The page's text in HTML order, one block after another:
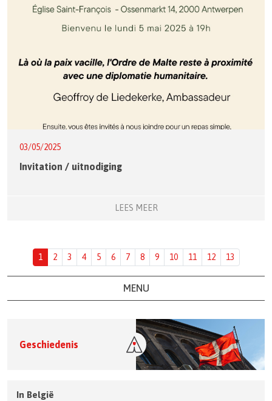
03/05/2025
Invitation / uitnodiging
LEES MEER
1 2 3 4 5 6 7 8 9 10 11 12 13
MENU
Geschiedenis
In België